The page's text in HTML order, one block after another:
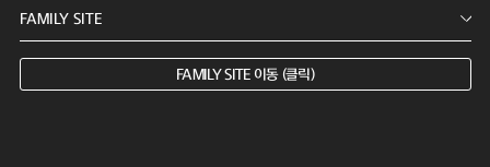
FAMILY SITE 이동 (클릭)